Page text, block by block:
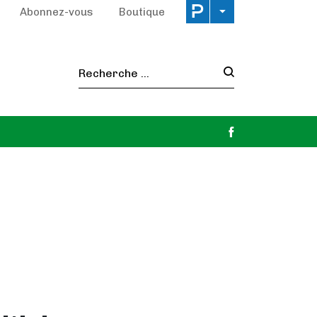
Abonnez-vous Boutique
Recherche :